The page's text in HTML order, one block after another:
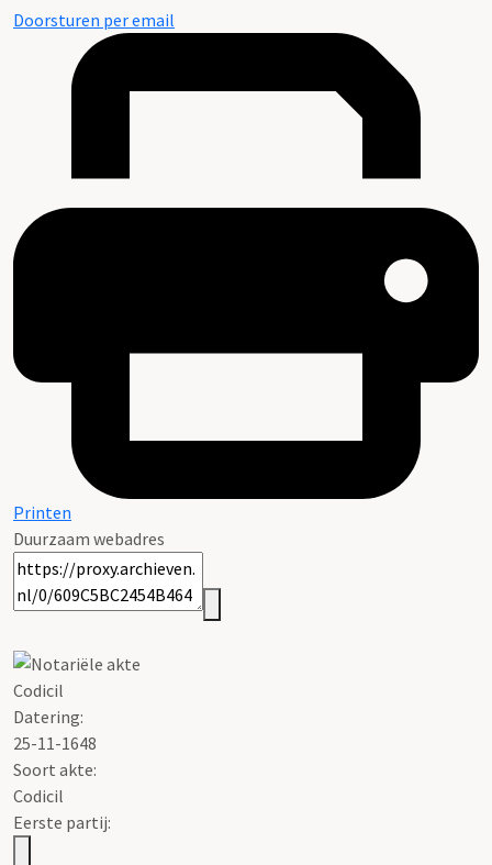
Doorsturen per email
Printen
Duurzaam webadres
Codicil
Datering:
25-11-1648
Soort akte:
Codicil
Eerste partij: